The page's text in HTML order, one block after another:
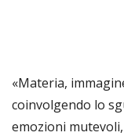
«Materia,
coinvolgendo lo
emozioni